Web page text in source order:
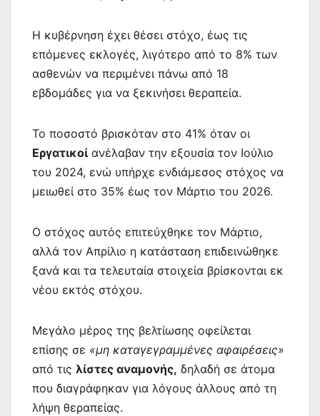
Η κυβέρνηση έχει θέσει στόχο, έως τις
επόμενες εκλογές, λιγότερο από το 8% των
ασθενών να περιμένει πάνω από 18
εβδομάδες για να ξεκινήσει θεραπεία.
Το ποσοστό βρισκόταν στο 41% όταν οι
Εργατικοί ανέλαβαν την εξουσία τον Ιούλιο
του 2024, ενώ υπήρχε ενδιάμεσος στόχος να
μειωθεί στο 35% έως τον Μάρτιο του 2026.
Ο στόχος αυτός επιτεύχθηκε τον Μάρτιο,
αλλά τον Απρίλιο η κατάσταση επιδεινώθηκε
ξανά και τα τελευταία στοιχεία βρίσκονται εκ
νέου εκτός στόχου.
Μεγάλο μέρος της βελτίωσης οφείλεται
επίσης σε «μη καταγεγραμμένες αφαιρέσεις»
από τις λίστες αναμονής, δηλαδή σε άτομα
που διαγράφηκαν για λόγους άλλους από τη
λήψη θεραπείας.